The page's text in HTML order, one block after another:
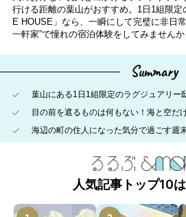
行ける距離の葉山がおすすめ。1日1組限
E HOUSE」なら、一瞬にして完璧に非日
一軒家”で憧れの宿泊体験をしてみませんか
Summary
葉山にある1日1組限定のラグジュアリー
目の前を遮るものは何もない！海と空だ
海辺の町の住人になった気分で過ごす週
人気記事トップ10